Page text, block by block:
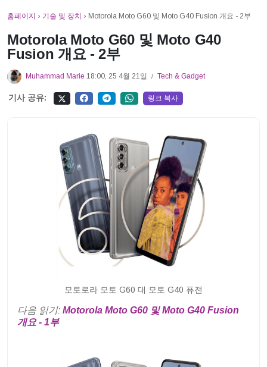
홈페이지 › 기술 및 장치 › Motorola Moto G60 및 Moto G40 Fusion 개요 - 2부
Motorola Moto G60 및 Moto G40
Fusion 개요 - 2부
Muhammad Marie 18:00, 25 4월 21일 / Tech & Gadget
기사 공유: 링크 복사
모토로라 모토 G60 대 모토 G40 퓨전
다음 읽기: Motorola Moto G60 및 Moto G40 Fusion
개요 - 1부